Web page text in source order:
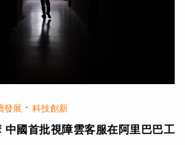
發展 · 科技創新
國首批視障雲客服在阿里巴巴工